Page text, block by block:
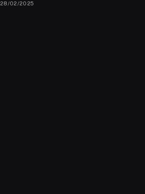
28/02/2025